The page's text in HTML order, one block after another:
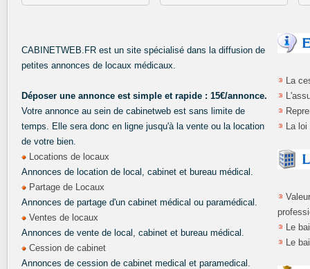
CABINETWEB.FR est un site spécialisé dans la diffusion de
petites annonces de locaux médicaux.
Déposer une annonce est simple et rapide : 15€/annonce.
Votre annonce au sein de cabinetweb est sans limite de
temps. Elle sera donc en ligne jusqu'à la vente ou la location
de votre bien.
Locations de locaux
Annonces de location de local, cabinet et bureau médical.
Partage de Locaux
Annonces de partage d'un cabinet médical ou paramédical.
Ventes de locaux
Annonces de vente de local, cabinet et bureau médical.
Cession de cabinet
Annonces de cession de cabinet medical et paramedical.
La
La
Le
Le